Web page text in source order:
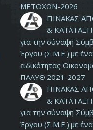
ΜΕΤΟΧΩΝ-2026
ΠΙΝΑΚΑΣ
&
για την σύναψη
Έργου (Σ.Μ.Ε.) με
ειδικότητας
ΠΑΛΥΘ 2021-2027
ΠΙΝΑΚΑΣ
&
για την σύναψη
Έργου (Σ.Μ.Ε.) με